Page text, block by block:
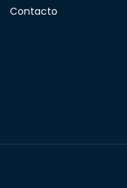
Contacto